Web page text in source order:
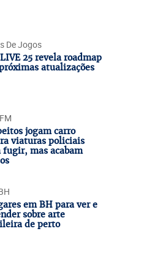
De Jogos
25 revela roadmap
atualizações
jogam carro
viaturas policiais
fugir, mas acabam
em BH para ver e
sobre arte
de perto